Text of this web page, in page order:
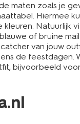
maten zoals je
Hiermee
Natuurlijk
of bruine
van jouw
de
bijvoorbeeld